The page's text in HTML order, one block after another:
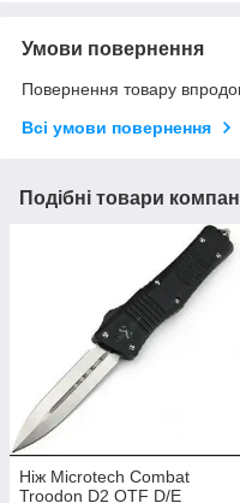
Умови повернення
Повернення товару
Всі умови повернення
Подібні товари
Ніж Microtech Combat
Troodon D2 OTF D/E